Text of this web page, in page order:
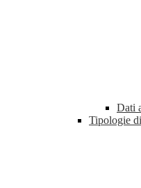
Dati
Tipologie